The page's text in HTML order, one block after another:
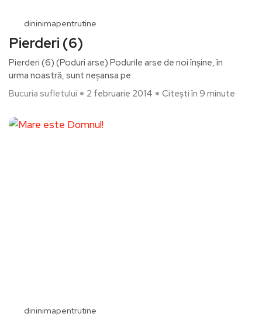
dininimapentrutine
Pierderi (6)
Pierderi (6) (Poduri arse) Podurile arse de noi înșine, în
urma noastră, sunt neșansa pe
Bucuria sufletului
2 februarie 2014 Citești în 9 minute
dininimapentrutine